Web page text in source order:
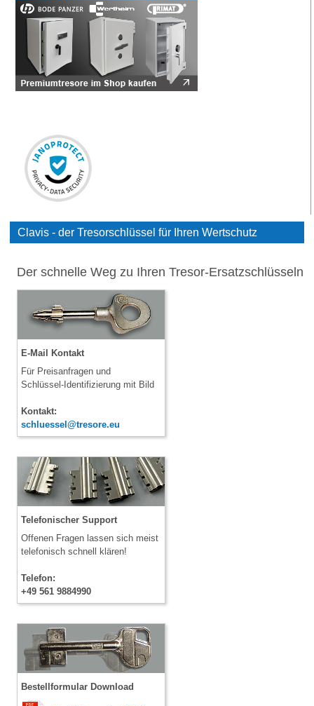
Clavis - der Tresorschlüssel für Ihren Wertschutz
Der schnelle Weg zu Ihren Tresor-Ersatzschlüsseln
E-Mail Kontakt
Für Preisanfragen und
Schlüssel-Identifizierung mit Bild
Kontakt:
schluessel@tresore.eu
Telefonischer Support
Offenen Fragen lassen sich meist
telefonisch schnell klären!
Telefon:
+49 561 9884990
Bestellformular Download